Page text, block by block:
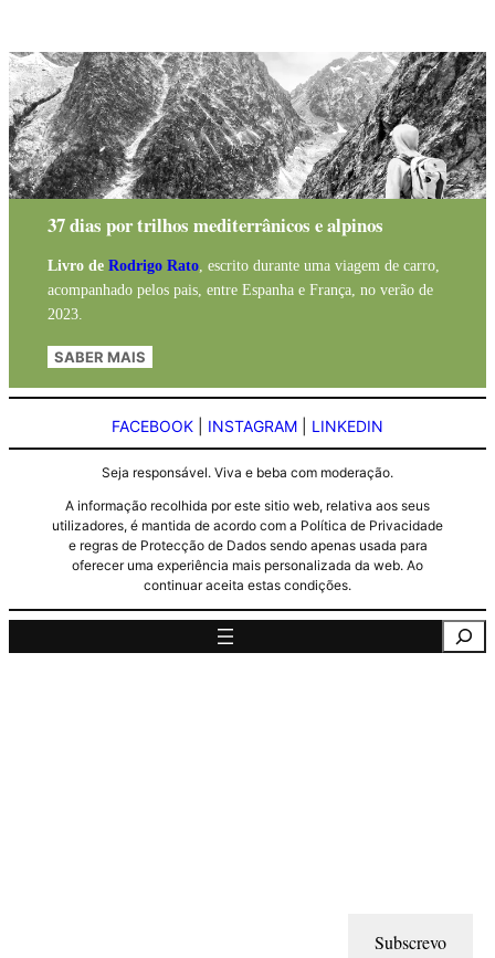
37 dias por trilhos mediterrânicos e alpinos
Livro de Rodrigo Rato, escrito durante uma viagem de carro,
acompanhado pelos pais, entre Espanha e França, no verão de
2023.
SABER MAIS
FACEBOOK INSTAGRAM LINKEDIN
Seja responsável. Viva e beba com moderação.
A informação recolhida por este sitio web, relativa aos seus
utilizadores, é mantida de acordo com a Política de Privacidade
e regras de Protecção de Dados sendo apenas usada para
oferecer uma experiência mais personalizada da web. Ao
continuar aceita estas condições.
Subscrevo